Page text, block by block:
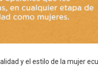
y el estilo de la mujer